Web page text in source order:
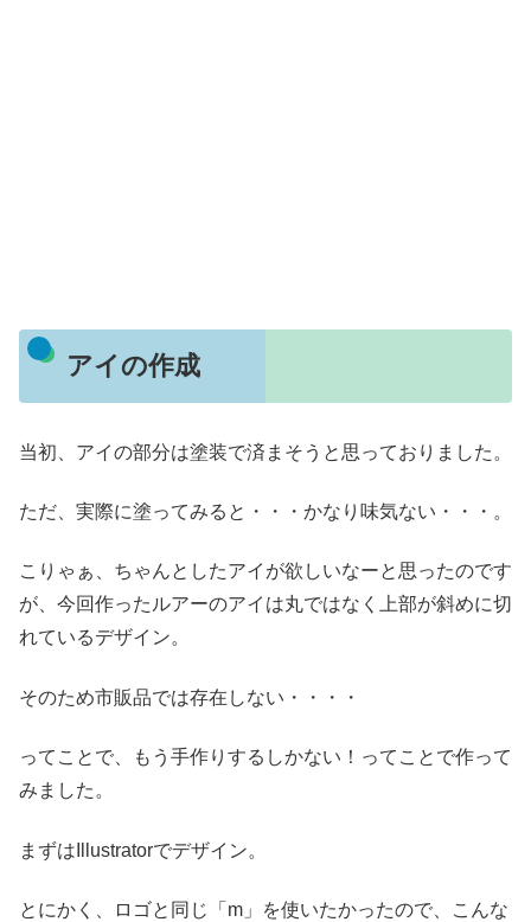
アイの作成
当初、アイの部分は塗装で済まそうと思っておりました。
ただ、実際に塗ってみると・・・かなり味気ない・・・。
こりゃぁ、ちゃんとしたアイが欲しいなーと思ったのです
が、今回作ったルアーのアイは丸ではなく上部が斜めに切
れているデザイン。
そのため市販品では存在しない・・・・
ってことで、もう手作りするしかない！ってことで作って
みました。
まずはIllustratorでデザイン。
とにかく、ロゴと同じ「m」を使いたかったので、こんな